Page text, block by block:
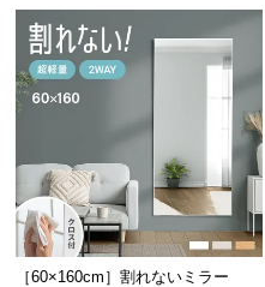
お
［60×160cm］割れないミラー